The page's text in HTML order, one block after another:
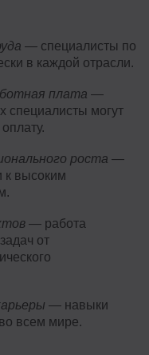
— специалисты по
в каждой отрасли.
плата —
специалисты могут
роста —
к высоким
— работа
от
— навыки
всем мире.